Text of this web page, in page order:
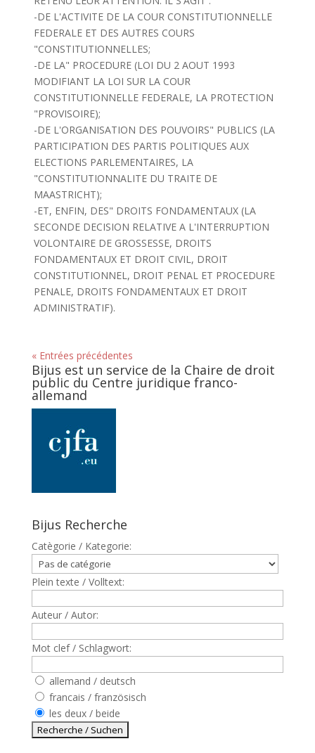
-DE L'ACTIVITE DE LA COUR CONSTITUTIONNELLE
FEDERALE ET DES AUTRES COURS
"CONSTITUTIONNELLES;
-DE LA" PROCEDURE (LOI DU 2 AOUT 1993
MODIFIANT LA LOI SUR LA COUR
CONSTITUTIONNELLE FEDERALE, LA PROTECTION
"PROVISOIRE);
-DE L'ORGANISATION DES POUVOIRS" PUBLICS (LA
PARTICIPATION DES PARTIS POLITIQUES AUX
ELECTIONS PARLEMENTAIRES, LA
"CONSTITUTIONNALITE DU TRAITE DE
MAASTRICHT);
-ET, ENFIN, DES" DROITS FONDAMENTAUX (LA
SECONDE DECISION RELATIVE A L'INTERRUPTION
VOLONTAIRE DE GROSSESSE, DROITS
FONDAMENTAUX ET DROIT CIVIL, DROIT
CONSTITUTIONNEL, DROIT PENAL ET PROCEDURE
PENALE, DROITS FONDAMENTAUX ET DROIT
ADMINISTRATIF).
« Entrées précédentes
Bijus est un service de la Chaire de droit
public du Centre juridique franco-
allemand
Bijus Recherche
Catègorie / Kategorie:
Plein texte / Volltext:
Auteur / Autor:
Mot clef / Schlagwort:
allemand / deutsch
francais / französisch
les deux / beide